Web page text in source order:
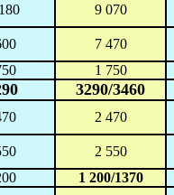
9 070
7 470
1 750
3290/3460
2 470
2 550
1 200/1370